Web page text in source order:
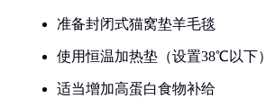
准备封闭式猫窝垫羊毛毯
使用恒温加热垫（设置38℃以下）
适当增加高蛋白食物补给